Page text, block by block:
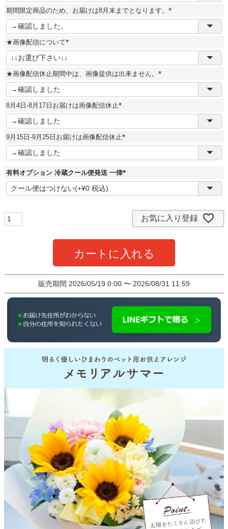
須
)
期間限定商品のため、お届けは8月末までとなります。
(
須
★画像配信について
(
必
須
)
★画像配信休止期間中は、画像提供は出来ません。
(
須
8月4日-8月17日お届けは画像配信休止
(
須
)
9月15日-9月25日お届けは画像配信休止
(
須
)
有料オプション 冷蔵クール便発送 一律
(
須
お気に入り登録
カートに入れる
販売期間 2026/05/19 0:00 〜 2026/08/31 11:59